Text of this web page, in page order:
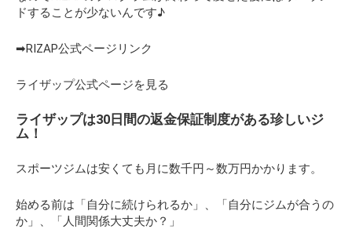
ドすることが少ないんです♪
➡RIZAP公式ページリンク
ライザップ公式ページを見る
ライザップは30日間の返金保証制度がある珍しいジ
ム！
スポーツジムは安くても月に数千円～数万円かかります。
始める前は「自分に続けられるか」、「自分にジムが合うの
か」、「人間関係大丈夫か？」